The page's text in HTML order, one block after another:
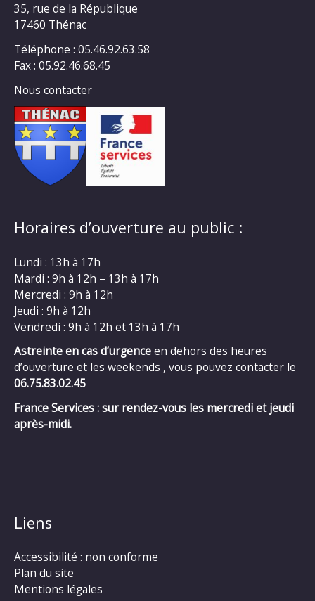
35, rue de la République
17460 Thénac
Téléphone : 05.46.92.63.58
Fax : 05.92.46.68.45
Nous contacter
Horaires d’ouverture au public :
Lundi : 13h à 17h
Mardi : 9h à 12h – 13h à 17h
Mercredi : 9h à 12h
Jeudi : 9h à 12h
Vendredi : 9h à 12h et 13h à 17h
Astreinte en cas d’urgenceen dehors des heures
d’ouverture et les weekends , vous pouvez contacter le
06.75.83.02.45
France Services : sur rendez-vous les mercredi et jeudi
après-midi.
Liens
Accessibilité : non conforme
Plan du site
Mentions légales